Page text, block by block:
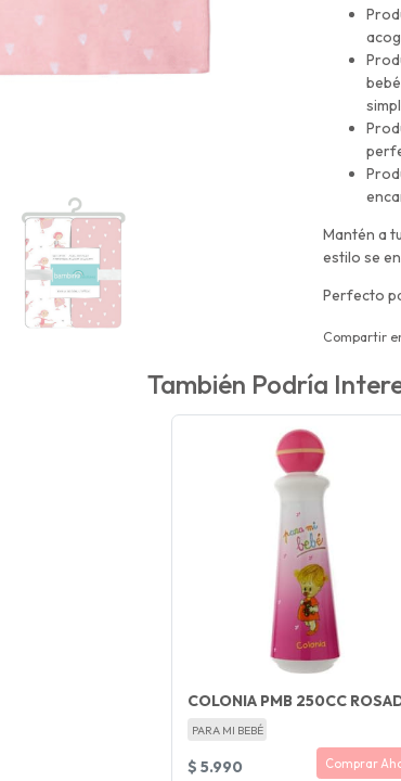
Mantén a
estilo se
Perfecto
Compartir
También Podría
COLONIA PMB 250CC
PARA MI BEBÉ
$ 5.990 Comprar